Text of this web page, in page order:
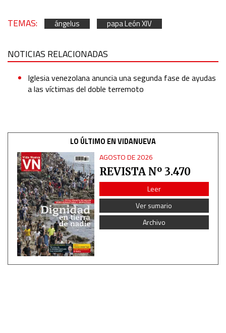
TEMAS: ángelus papa León XIV
NOTICIAS RELACIONADAS
Iglesia venezolana anuncia una segunda fase de ayudas
a las víctimas del doble terremoto
LO ÚLTIMO EN VIDANUEVA
AGOSTO DE 2026
REVISTA Nº 3.470
Leer
Ver sumario
Archivo
Essential
Analytical
Functional